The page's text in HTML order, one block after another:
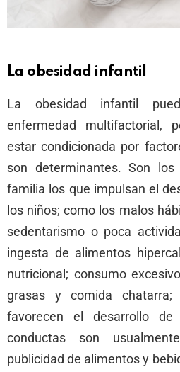
La obesidad infantil
La obesidad infantil
enfermedad multifactorial,
estar condicionada por
son determinantes. Son
familia los que impulsan el
los niños; como los malos
sedentarismo o poca
ingesta de alimentos
nutricional; consumo
grasas y comida
favorecen el desarrollo
conductas son
publicidad de alimentos y